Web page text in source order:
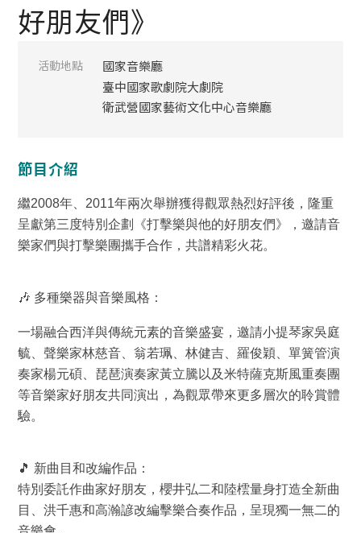
好朋友們》
活動地點
國家音樂廳
臺中國家歌劇院大劇院
衛武營國家藝術文化中心音樂廳
節目介紹
繼2008年、2011年兩次舉辦獲得觀眾熱烈好評後，隆重
呈獻第三度特別企劃《打擊樂與他的好朋友們》，邀請音
樂家們與打擊樂團攜手合作，共譜精彩火花。
🎶 多種樂器與音樂風格：
一場融合西洋與傳統元素的音樂盛宴，邀請小提琴家吳庭
毓、聲樂家林慈音、翁若珮、林健吉、羅俊穎、單簧管演
奏家楊元碩、琵琶演奏家黃立騰以及米特薩克斯風重奏團
等音樂家好朋友共同演出，為觀眾帶來更多層次的聆賞體
驗。
🎵 新曲目和改編作品：
特別委託作曲家好朋友，櫻井弘二和陸橒量身打造全新曲
目、洪千惠和高瀚諺改編擊樂合奏作品，呈現獨一無二的